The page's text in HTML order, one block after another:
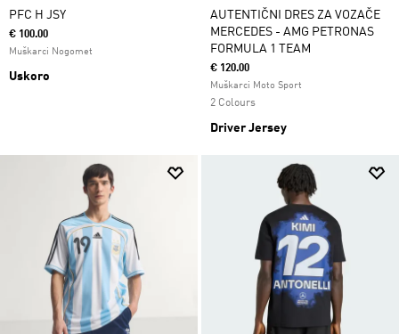
PFC H JSY
€ 100.00
Muškarci Nogomet
Uskoro
AUTENTIČNI DRES ZA VOZAČE
MERCEDES - AMG PETRONAS
FORMULA 1 TEAM
€ 120.00
Muškarci Moto Sport
2 Colours
Driver Jersey